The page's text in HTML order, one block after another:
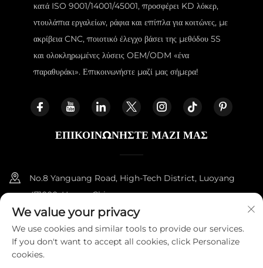
κατά ISO 9001/14001/45001, προσφέρει KD λόκερ,
ντουλάπια εργαλείων, ράφια και επίπλα για κοιτώνες, με
ακρίβεια CNC, ποιοτικό έλεγχο βάσει της μεθόδου 5S
και ολοκληρωμένες λύσεις OEM/ODM «ένα
παραθυράκι». Επικοινωνήστε μαζί μας σήμερα!
ΕΠΙΚΟΙΝΩΝΉΣΤΕ ΜΑΖΊ ΜΑΣ
No.8 Yanguang Road, High-Tech District, Luoyang
471000, Henan, China.
+86-18338800729
[email protected]
We value your privacy
We use cookies and similar tools to provide our services.
If you don't want to accept all cookies, click Personalize
cookies.